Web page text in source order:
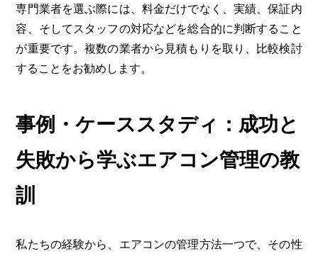
専門業者を選ぶ際には、料金だけでなく、実績、保証内
容、そしてスタッフの対応などを総合的に判断すること
が重要です。複数の業者から見積もりを取り、比較検討
することをお勧めします。
事例・ケーススタディ：成功と
失敗から学ぶエアコン管理の教
訓
私たちの経験から、エアコンの管理方法一つで、その性